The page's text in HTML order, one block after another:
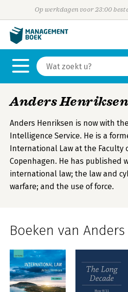
Op werkdagen voor 23:00
Anders Henriksen
Anders Henriksen is now with
Intelligence Service. He is a
International Law at the Faculty
Copenhagen. He has published
international law; the law and
warfare; and the use of force.
Boeken van